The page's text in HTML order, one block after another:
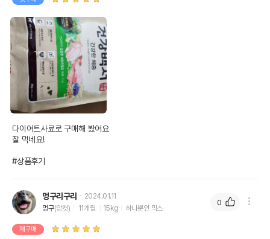
다이어트사료로 구매해 봤어요
잘 먹네요!
#상품후기
멍구리구리
2024.01.11
멍구(암컷) 11개월 15kg 하나뿐인 믹스
재구매
0